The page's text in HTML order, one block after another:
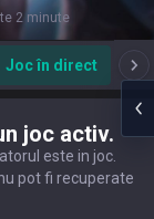
2 minute
Joc în direct
joc activ.
este in joc.
pot fi recuperate